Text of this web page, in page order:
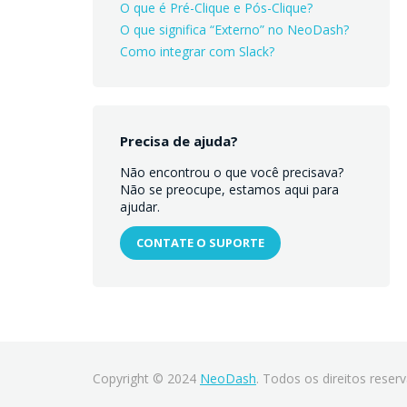
O que é Pré-Clique e Pós-Clique?
O que significa “Externo” no NeoDash?
Como integrar com Slack?
Precisa de ajuda?
Não encontrou o que você precisava?
Não se preocupe, estamos aqui para
ajudar.
CONTATE O SUPORTE
Copyright © 2024 NeoDash. Todos os direitos